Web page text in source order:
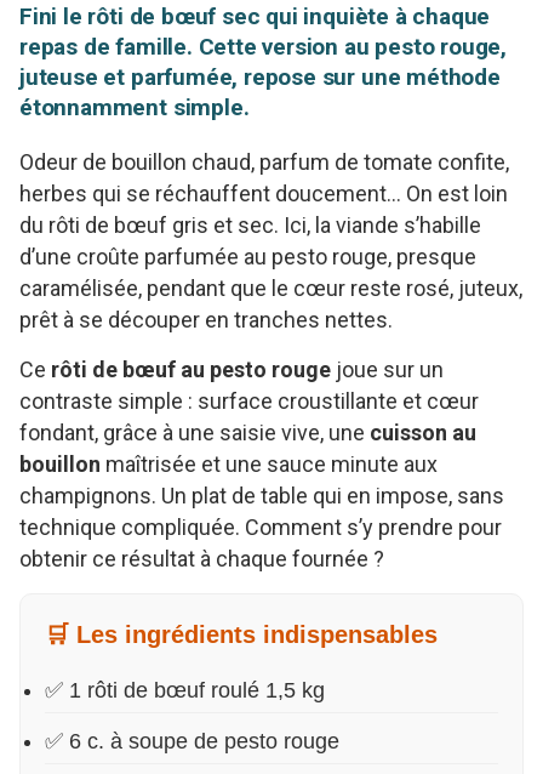
Fini le rôti de bœuf sec qui inquiète à chaque
repas de famille. Cette version au pesto rouge,
juteuse et parfumée, repose sur une méthode
étonnamment simple.
Odeur de bouillon chaud, parfum de tomate confite,
herbes qui se réchauffent doucement… On est loin
du rôti de bœuf gris et sec. Ici, la viande s’habille
d’une croûte parfumée au pesto rouge, presque
caramélisée, pendant que le cœur reste rosé, juteux,
prêt à se découper en tranches nettes.
Ce rôti de bœuf au pesto rouge joue sur un
contraste simple : surface croustillante et cœur
fondant, grâce à une saisie vive, une cuisson au
bouillon maîtrisée et une sauce minute aux
champignons. Un plat de table qui en impose, sans
technique compliquée. Comment s’y prendre pour
obtenir ce résultat à chaque fournée ?
🛒 Les ingrédients indispensables
✅ 1 rôti de bœuf roulé 1,5 kg
✅ 6 c. à soupe de pesto rouge